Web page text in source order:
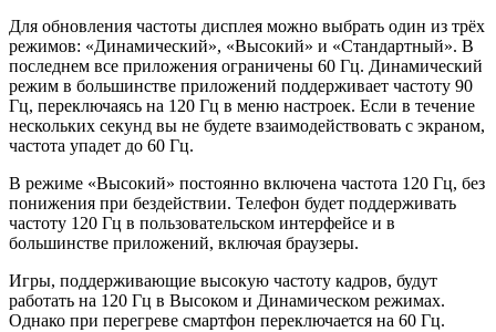
Для обновления частоты дисплея можно выбрать один из трёх
режимов: «Динамический», «Высокий» и «Стандартный». В
последнем все приложения ограничены 60 Гц. Динамический
режим в большинстве приложений поддерживает частоту 90
Гц, переключаясь на 120 Гц в меню настроек. Если в течение
нескольких секунд вы не будете взаимодействовать с экраном,
частота упадет до 60 Гц.
В режиме «Высокий» постоянно включена частота 120 Гц, без
понижения при бездействии. Телефон будет поддерживать
частоту 120 Гц в пользовательском интерфейсе и в
большинстве приложений, включая браузеры.
Игры, поддерживающие высокую частоту кадров, будут
работать на 120 Гц в Высоком и Динамическом режимах.
Однако при перегреве смартфон переключается на 60 Гц.